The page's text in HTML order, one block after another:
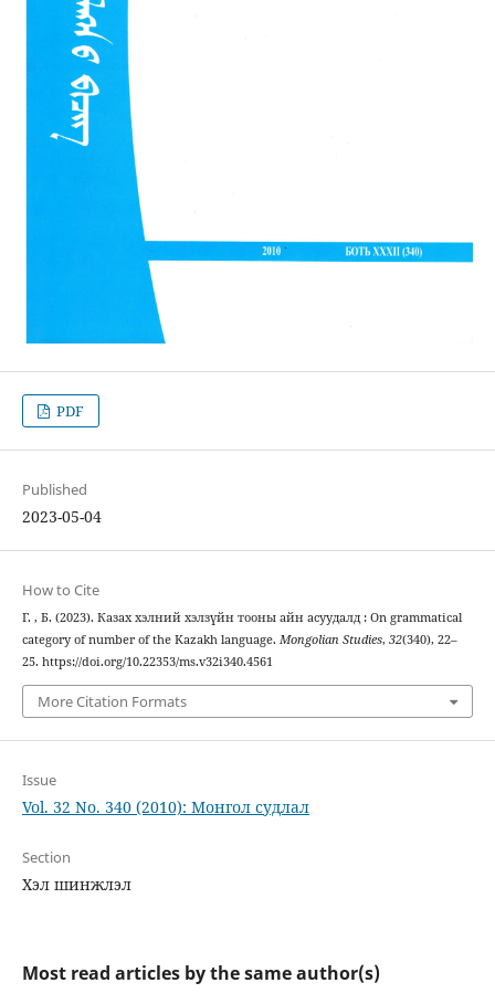
PDF
Published
2023-05-04
How to Cite
Г. , Б. (2023). Казах хэлний хэлзүйн тооны айн асуудалд : On grammatical
category of number of the Kazakh language. Mongolian Studies, 32(340), 22–
25. https://doi.org/10.22353/ms.v32i340.4561
More Citation Formats
Issue
Vol. 32 No. 340 (2010): Монгол судлал
Section
Хэл шинжлэл
Most read articles by the same author(s)